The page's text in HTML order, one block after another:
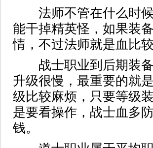
法师不管在什么时候
能干掉精英怪，如果装
情，不过法师就是血比
战士职业到后期装备
升级很慢，最重要的就
级比较麻烦，只要等级
是要看操作，战士血多
钱。